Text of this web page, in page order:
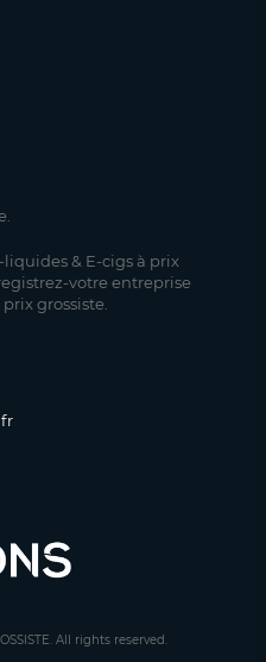
& E-cigs à prix
votre entreprise
grossiste.
All rights reserved.